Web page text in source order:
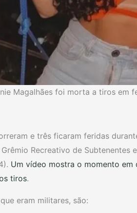
Magalhães foi morta a tiros em
e três ficaram feridas
Recreativo de Subtenentes
Um vídeo mostra o momento em
tiros.
eram militares, são: